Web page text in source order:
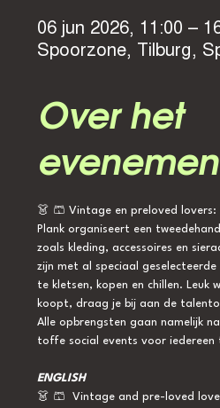
06 jun 2026, 11:00 –
Spoorzone, Tilburg,
Over het
👗 🩳 Vintage en preloved lovers:
Plank organiseert een
zoals kleding, accessoires en
zijn met al speciaal
te kletsen, kopen en chillen. Leuk
koopt, draag je bij aan de
Alle opbrengsten gaan namelijk
toffe social events voor iedereen
ENGLISH
👗 🩳  Vintage and pre-loved